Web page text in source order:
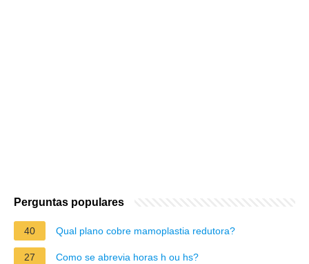
Perguntas populares
40 Qual plano cobre mamoplastia redutora?
27 Como se abrevia horas h ou hs?